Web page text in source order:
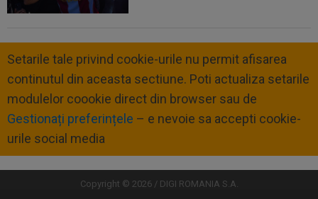
Setarile tale privind cookie-urile nu permit afisarea
continutul din aceasta sectiune. Poti actualiza setarile
modulelor coookie direct din browser sau de
Gestionați preferințele – e nevoie sa accepti cookie-
urile social media
Copyright © 2026 / DIGI ROMANIA S.A.